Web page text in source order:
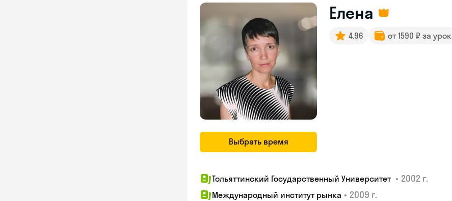
Выбрать время
Елена
4.96 от 1590 ₽ за урок
Тольяттинский Государственный Университет • 2002 г.
Международный институт рынка • 2009 г.